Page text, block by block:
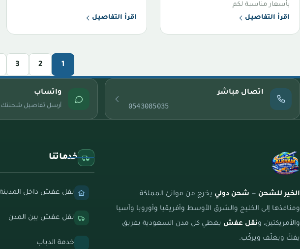
بأسعار مناسبة لكم
اقرأ التفاصيل اقرأ التفاصيل
1
2
3
اتصال مباشر
0543085035
واتساب
أرسل تفاصيل
الخير للشحن — شحن دولي يخرج من موانئ المملكة
ومنافذها إلى الخليج والشرق الأوسط وأفريقيا وأوروبا وآسيا
والأمريكتين، ونقل عفش يغطي كل مدن السعودية بفريق
يفكّ ويغلّف ويركّب.
خدماتنا
نقل عفش داخل المدينة
نقل عفش بين المدن
خدمة الدباب